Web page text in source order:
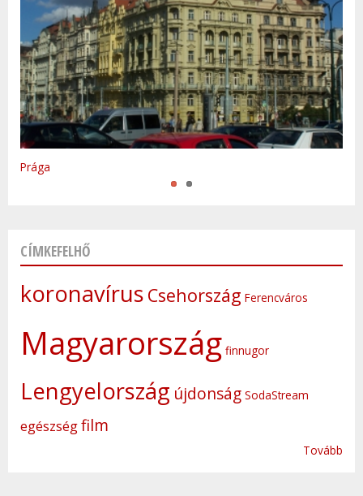
Prága
Varsó
CÍMKEFELHŐ
koronavírus Csehország Ferencváros
Magyarország finnugor
Lengyelország újdonság SodaStream
egészségfilm
Tovább